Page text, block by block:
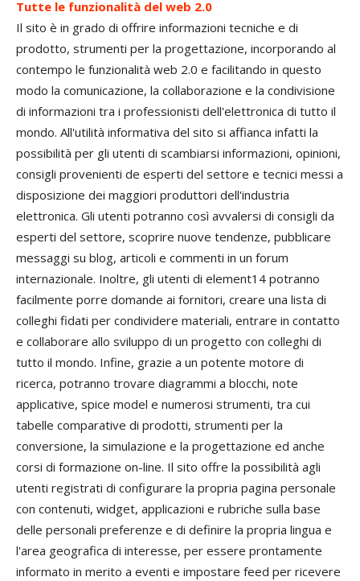
Tutte le funzionalità del web 2.0
Il sito è in grado di offrire informazioni tecniche e di
prodotto, strumenti per la progettazione, incorporando al
contempo le funzionalità web 2.0 e facilitando in questo
modo la comunicazione, la collaborazione e la condivisione
di informazioni tra i professionisti dell'elettronica di tutto il
mondo. All'utilità informativa del sito si affianca infatti la
possibilità per gli utenti di scambiarsi informazioni, opinioni,
consigli provenienti de esperti del settore e tecnici messi a
disposizione dei maggiori produttori dell'industria
elettronica. Gli utenti potranno così avvalersi di consigli da
esperti del settore, scoprire nuove tendenze, pubblicare
messaggi su blog, articoli e commenti in un forum
internazionale. Inoltre, gli utenti di element14 potranno
facilmente porre domande ai fornitori, creare una lista di
colleghi fidati per condividere materiali, entrare in contatto
e collaborare allo sviluppo di un progetto con colleghi di
tutto il mondo. Infine, grazie a un potente motore di
ricerca, potranno trovare diagrammi a blocchi, note
applicative, spice model e numerosi strumenti, tra cui
tabelle comparative di prodotti, strumenti per la
conversione, la simulazione e la progettazione ed anche
corsi di formazione on-line. Il sito offre la possibilità agli
utenti registrati di configurare la propria pagina personale
con contenuti, widget, applicazioni e rubriche sulla base
delle personali preferenze e di definire la propria lingua e
l'area geografica di interesse, per essere prontamente
informato in merito a eventi e impostare feed per ricevere